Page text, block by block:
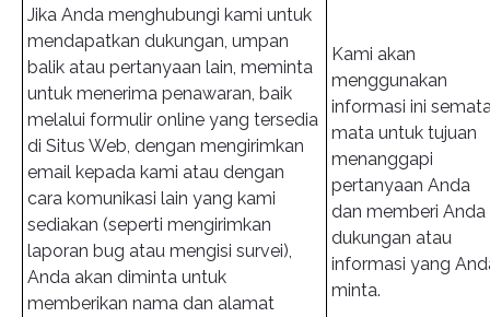
Jika Anda menghubungi kami untuk
mendapatkan dukungan, umpan
balik atau pertanyaan lain, meminta
untuk menerima penawaran, baik
melalui formulir online yang tersedia
di Situs Web, dengan mengirimkan
email kepada kami atau dengan
cara komunikasi lain yang kami
sediakan (seperti mengirimkan
laporan bug atau mengisi survei),
Anda akan diminta untuk
memberikan nama dan alamat
Kami akan
menggunakan
informasi ini
mata untuk tujuan
menanggapi
pertanyaan Anda
dan memberi Anda
dukungan atau
informasi yang
minta.